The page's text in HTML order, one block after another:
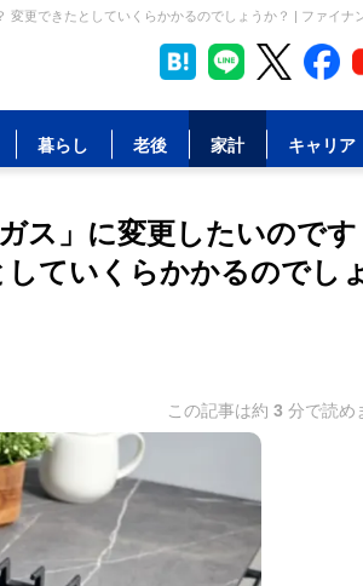
更できたとしていくらかかるのでしょうか？ | ファイナ
暮らし 老後 家計 キャリア
ス」に変更したいのです
ていくらかかるのでし
この記事は約 3 分で読め